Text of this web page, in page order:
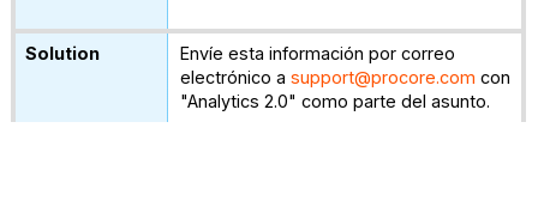
Envíe esta información por correo
electrónico asupport@procore.com con
"Analytics 2.0" como parte del asunto.